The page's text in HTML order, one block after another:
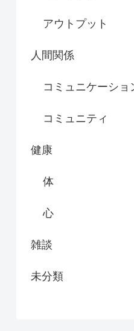
アウトプット
人間関係
コミュニケーショ
コミュニティ
健康
体
心
雑談
未分類